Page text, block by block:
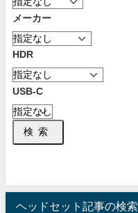
メーカー
HDR
USB-C
検索
ヘッドセット記事の検索